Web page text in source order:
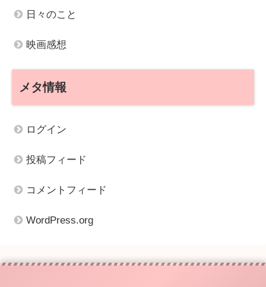
日々のこと
映画感想
メタ情報
ログイン
投稿フィード
コメントフィード
WordPress.org